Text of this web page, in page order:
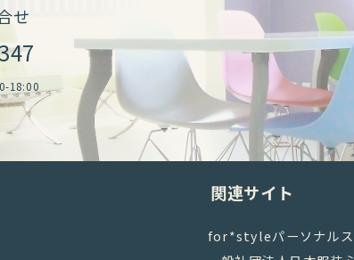
せ
18:00
関連サイト
for*styleパーソナルス